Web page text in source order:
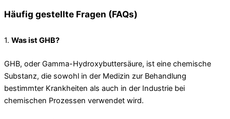
Häufig gestellte Fragen (FAQs)
1. Was ist GHB?
GHB, oder Gamma-Hydroxybuttersäure, ist eine chemische
Substanz, die sowohl in der Medizin zur Behandlung
bestimmter Krankheiten als auch in der Industrie bei
chemischen Prozessen verwendet wird.